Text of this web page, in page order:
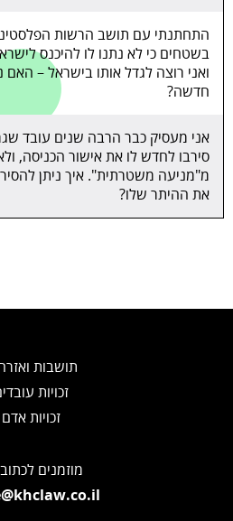
התחתנתי עם תושב הרשות
בשטחים כי לא נתנו לו להיכנס
ואני רוצה לגדל אותו בישראל –
חדשה?
אני מעסיק כבר הרבה שנים עובד
סירבו לחדש לו את אישור הכניסה,
מ"מניעה משטרתית". איך ניתן
את ההיתר שלו?
תושבות
זכויות
זכויות אדם
מוזמנים